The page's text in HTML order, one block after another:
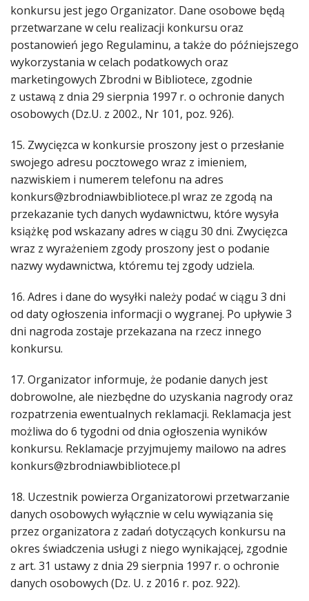
konkursu jest jego Organizator. Dane osobowe będą
przetwarzane w celu realizacji konkursu oraz
postanowień jego Regulaminu, a także do późniejszego
wykorzystania w celach podatkowych oraz
marketingowych Zbrodni w Bibliotece, zgodnie
z ustawą z dnia 29 sierpnia 1997 r. o ochronie danych
osobowych (Dz.U. z 2002., Nr 101, poz. 926).
15. Zwycięzca w konkursie proszony jest o przesłanie
swojego adresu pocztowego wraz z imieniem,
nazwiskiem i numerem telefonu na adres
konkurs@zbrodniawbibliotece.pl wraz ze zgodą na
przekazanie tych danych wydawnictwu, które wysyła
książkę pod wskazany adres w ciągu 30 dni. Zwycięzca
wraz z wyrażeniem zgody proszony jest o podanie
nazwy wydawnictwa, któremu tej zgody udziela.
16. Adres i dane do wysyłki należy podać w ciągu 3 dni
od daty ogłoszenia informacji o wygranej. Po upływie 3
dni nagroda zostaje przekazana na rzecz innego
konkursu.
17. Organizator informuje, że podanie danych jest
dobrowolne, ale niezbędne do uzyskania nagrody oraz
rozpatrzenia ewentualnych reklamacji. Reklamacja jest
możliwa do 6 tygodni od dnia ogłoszenia wyników
konkursu. Reklamacje przyjmujemy mailowo na adres
konkurs@zbrodniawbibliotece.pl
18. Uczestnik powierza Organizatorowi przetwarzanie
danych osobowych wyłącznie w celu wywiązania się
przez organizatora z zadań dotyczących konkursu na
okres świadczenia usługi z niego wynikającej, zgodnie
z art. 31 ustawy z dnia 29 sierpnia 1997 r. o ochronie
danych osobowych (Dz. U. z 2016 r. poz. 922).